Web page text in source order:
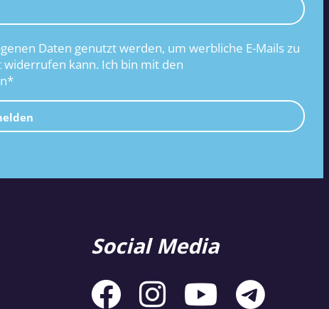
Daten genutzt werden, um werbliche E-Mails zu
kann. Ich bin mit den
Social Media